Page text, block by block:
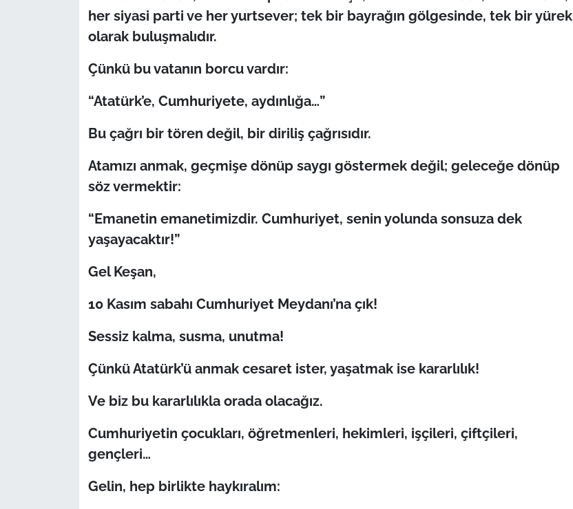
her siyasi parti ve her yurtsever; tek bir bayrağın gölgesinde, tek bir yürek
olarak buluşmalıdır.
Çünkü bu vatanın borcu vardır:
“Atatürk’e, Cumhuriyete, aydınlığa…”
Bu çağrı bir tören değil, bir diriliş çağrısıdır.
Atamızı anmak, geçmişe dönüp saygı göstermek değil; geleceğe dönüp
söz vermektir:
“Emanetin emanetimizdir. Cumhuriyet, senin yolunda sonsuza dek
yaşayacaktır!”
Gel Keşan,
10 Kasım sabahı Cumhuriyet Meydanı’na çık!
Sessiz kalma, susma, unutma!
Çünkü Atatürk’ü anmak cesaret ister, yaşatmak ise kararlılık!
Ve biz bu kararlılıkla orada olacağız.
Cumhuriyetin çocukları, öğretmenleri, hekimleri, işçileri, çiftçileri,
gençleri…
Gelin, hep birlikte haykıralım:
English News
Canlı Maç
Gündem-Eğitim